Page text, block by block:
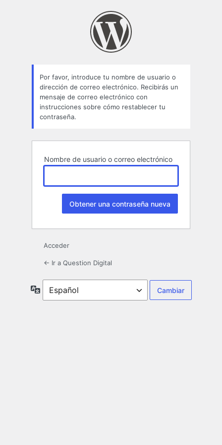
Por favor, introduce tu nombre de usuario o
dirección de correo electrónico. Recibirás un
mensaje de correo electrónico con
instrucciones sobre cómo restablecer tu
contraseña.
Nombre de usuario o correo electrónico
Acceder
← Ir a Question Digital
Idioma